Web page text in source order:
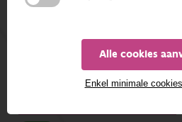
Alle cookies
Enkel minimale
FILTEREN